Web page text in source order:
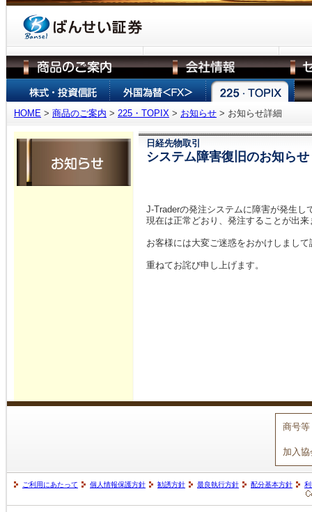
HOME > 商品のご案内 > 225・TOPIX > お知らせ > お知らせ詳細
日経先物取引
システム障害復旧のお知らせ
J-Traderの発注システムに障害が発生
現在は正常どおり、発注することが出来
お客様には大変ご迷惑をおかけしまし
重ねてお詫び申し上げます。
商号等
加入協
ご利用にあたって 個人情報保護方針 勧誘方針 最良執行方針 配分基本方針